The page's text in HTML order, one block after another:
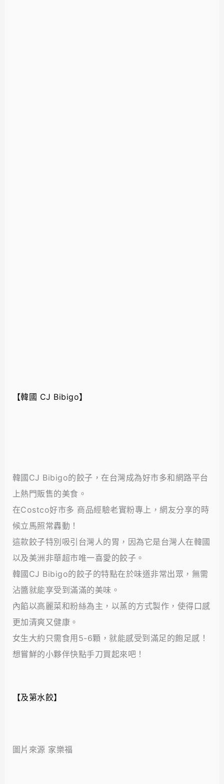
【韓國 CJ Bibigo】
韓國CJ Bibigo的餃子，在台灣成為好市多和網路平台
上熱門販售的美食。
在Costco好市多 商品經驗老實粉專上，網友分享的時
候立馬照常轟動！
這款餃子特別吸引台灣人的胃，因為它是台灣人在韓國
以及美洲非華超市唯一喜愛的餃子。
韓國CJ Bibigo的餃子的特點在於味道非常出眾，無需
沾醬就能享受到滿滿的美味。
內餡以高麗菜和粉絲為主，以蒸的方式製作，使得口感
更加清爽又健康。
女生大約只需食用5-6顆，就能感受到滿足的飽足感！
想嘗鮮的小夥伴快點手刀買起來吧！
【及第水餃】
圖片來源 家樂福